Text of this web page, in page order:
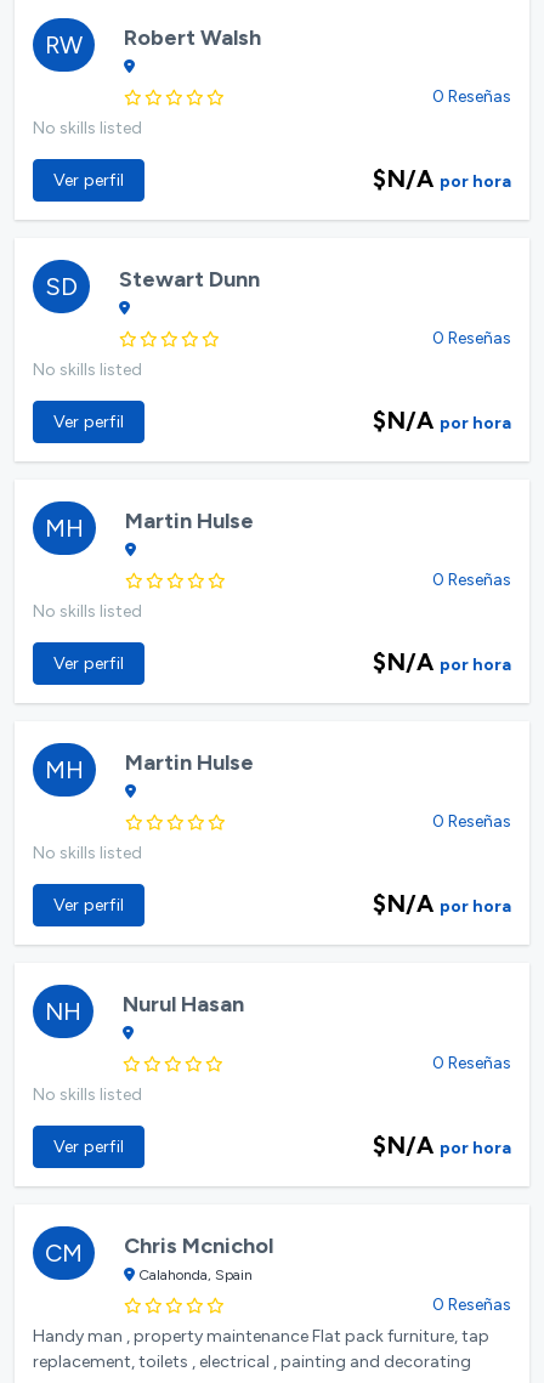
RW Robert Walsh
0 Reseñas
No skills listed
Ver perfil $N/A por hora
SD Stewart Dunn
0 Reseñas
No skills listed
Ver perfil $N/A por hora
MH Martin Hulse
0 Reseñas
No skills listed
Ver perfil $N/A por hora
MH Martin Hulse
0 Reseñas
No skills listed
Ver perfil $N/A por hora
NH Nurul Hasan
0 Reseñas
No skills listed
Ver perfil $N/A por hora
CM Chris Mcnichol
Calahonda, Spain
0 Reseñas
Handy man , property maintenance Flat pack furniture, tap
replacement, toilets , electrical , painting and decorating